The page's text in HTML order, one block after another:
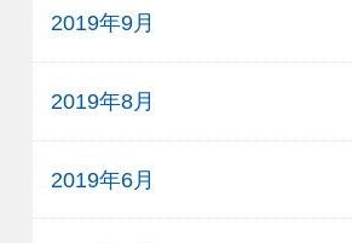
2019年9月
2019年8月
2019年6月